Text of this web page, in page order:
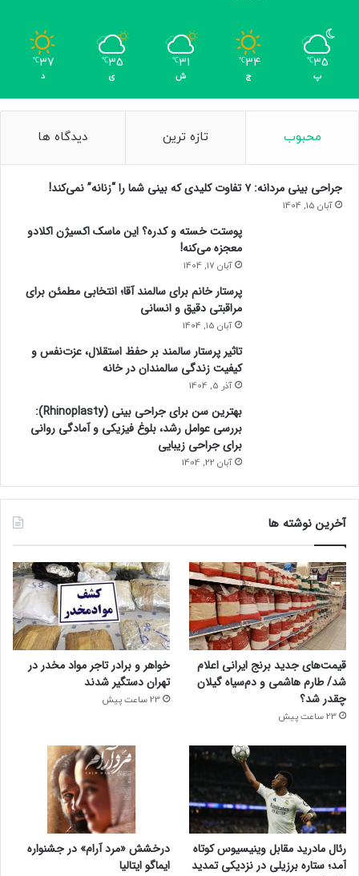
35
℃
پ
34
℃
ج
31
℃
ش
35
℃
ی
37
℃
د
محبوب تازه ترین دیدگاه ها
جراحی بینی مردانه: ۷ تفاوت کلیدی که بینی شما را “زنانه” نمی‌کند!
آبان 15, 1404
پوستت خسته و کدره؟ این ماسک اکسیژن اکلادو
معجزه می‌کنه!
آبان 17, 1404
پرستار خانم برای سالمند آقا؛ انتخابی مطمئن برای
مراقبتی دقیق و انسانی
آبان 15, 1404
تاثیر پرستار سالمند بر حفظ استقلال، عزت‌نفس و
کیفیت زندگی سالمندان در خانه
آذر 5, 1404
بهترین سن برای جراحی بینی (Rhinoplasty):
بررسی عوامل رشد، بلوغ فیزیکی و آمادگی روانی
برای جراحی زیبایی
آبان 22, 1404
آخرین نوشته ها
قیمت‌های جدید برنج ایرانی اعلام
شد/ طارم هاشمی و دم‌سیاه گیلان
چقدر شد؟
23 ساعت پیش
خواهر و برادر تاجر مواد مخدر در
تهران دستگیر شدند
23 ساعت پیش
رئال مادرید مقابل وینیسیوس کوتاه
آمد؛ ستاره برزیلی در نزدیکی تمدید
درخشش «مرد آرام» در جشنواره
ایماگو ایتالیا